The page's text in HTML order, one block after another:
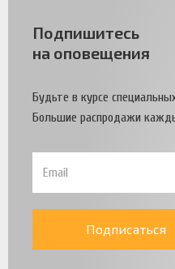
Подпишитесь
на оповещения
Будьте в курсе
Большие распродажи
Подписаться